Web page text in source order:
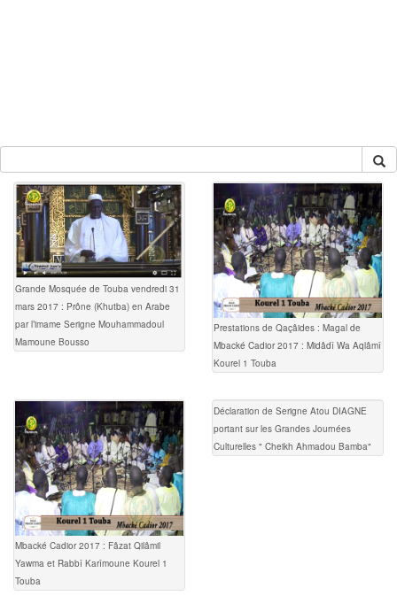
Grande Mosquée de Touba vendredi 31
mars 2017 : Prône (Khutba) en Arabe
par l’imame Serigne Mouhammadoul
Mamoune Bousso
Prestations de Qaçâides : Magal de
Mbacké Cadior 2017 : Midâdî Wa Aqlâmî
Kourel 1 Touba
Mbacké Cadior 2017 : Fâzat Qilâmil
Yawma et Rabbî Karîmoune Kourel 1
Touba
Déclaration de Serigne Atou DIAGNE
portant sur les Grandes Journées
Culturelles " Cheikh Ahmadou Bamba"